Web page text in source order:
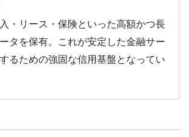
・リース・保険といった高額かつ長
タを保有。これが安定した金融サー
るための強固な信用基盤となってい